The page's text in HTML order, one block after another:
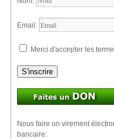
Email:
Merci d'accepter les
S'inscrire
Nous faire un virement
bancaire: